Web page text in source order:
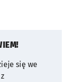
się we